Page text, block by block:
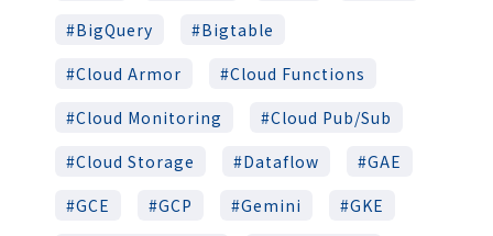
BigQuery
Bigtable
Cloud Armor
Cloud Functions
Cloud Monitoring
Cloud Pub/Sub
Cloud Storage
Dataflow
GAE
GCE
GCP Gemini
GKE